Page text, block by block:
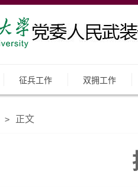
征兵工作 双拥工作
> 正文